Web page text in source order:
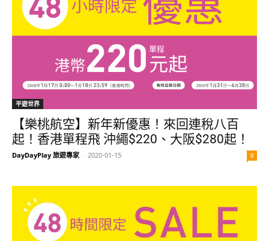
平遊世界
【樂桃航空】新年新優惠！來回連稅八百
起！香港單程飛 沖繩$220、大阪$280起！
DayDayPlay 旅遊專家 - 2020-01-15 0